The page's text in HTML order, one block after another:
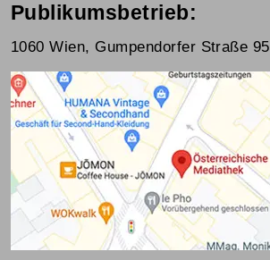
Publikumsbetrieb:
1060 Wien, Gumpendorfer Straße 95